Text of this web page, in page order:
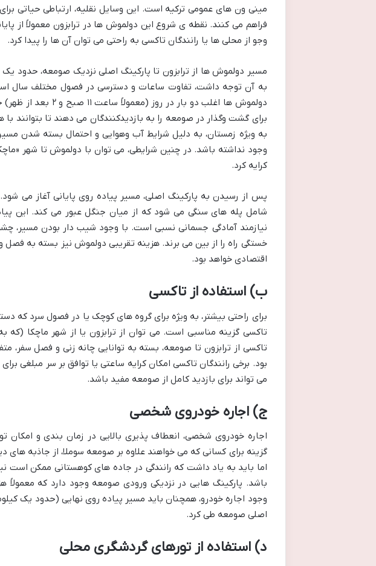
مینی ون های عمومی ترکیه است. این وسایل نقلیه، ارتباطی حیاتی
فراهم می کنند. نقطه ی شروع این دولموش ها در ترابزون معمولاً از
وجو از محلی ها یا رانندگان تاکسی به راحتی می توان آن ها را پیدا کرد.
مسیر دولموش ها از ترابزون تا پارکینگ اصلی نزدیک صومعه، حدود
به آن توجه داشت، تفاوت ساعات و دسترسی در فصول مختلف سال
دولموش ها اغلب دو
برای گشت وگذار در صومعه را به بازدیدکنندگان می دهند تا بتوانند
به ویژه زمستان، به دلیل شرایط آب وهوایی و احتمال بسته شدن
وجود نداشته باشد. در چنین شرایطی، می توان با دولموش تا شهر
کرایه کرد.
پس از رسیدن به پارکینگ اصلی، مسیر پیاده روی پایانی آغاز می
نیازمند آمادگی جسمانی نسبی است. با وجود شیب دار بودن مسیر،
خستگی راه را از بین می برند. هزینه تقریبی دولموش نیز بسته به فصل
اقتصادی خواهد بود.
ب) استفاده از تاکسی
برای راحتی بیشتر، به ویژه برای گروه های کوچک یا در فصول سرد که
تاکسی گزینه مناسبی است. می توان از ترابزون یا از شهر ماچکا
تاکسی از ترابزون تا صومعه، بسته به توانایی چانه زنی و فصل سفر،
بود. برخی رانندگان تاکسی امکان کرایه ساعتی یا توافق بر سر مبلغی
می تواند برای بازدید کامل از صومعه مفید باشد.
ج) اجاره خودروی شخصی
اجاره خودروی شخصی، انعطاف پذیری بالایی در زمان بندی و امکان
گزینه برای کسانی که می خواهند علاوه بر صومعه سوملا، از جاذبه های
اما باید به یاد داشت که رانندگی در جاده های کوهستانی ممکن است
باشد. پارکینگ هایی در نزدیکی ورودی صومعه وجود دارد که معمولاً
وجود اجاره خودرو، همچنان باید مسیر پیاده روی نهایی (حدود یک
اصلی صومعه طی کرد.
د) استفاده از تورهای گردشگری محلی